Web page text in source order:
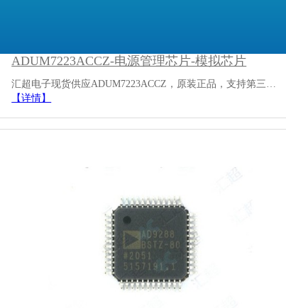
ADUM7223ACCZ-电源管理芯片-模拟芯片
汇超电子现货供应ADUM7223ACCZ，原装正品，支持第三…
【详情】